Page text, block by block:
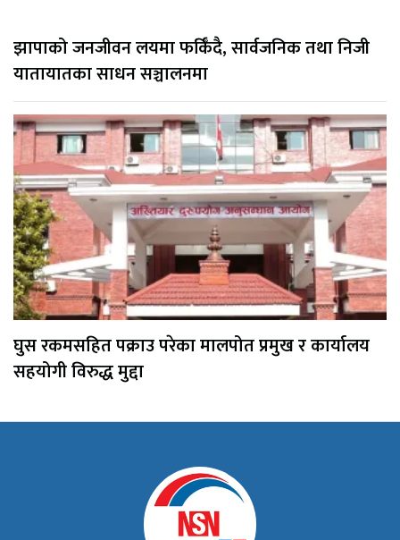
झापाको जनजीवन लयमा फर्किँदै, सार्वजनिक तथा निजी
यातायातका साधन सञ्चालनमा
घुस रकमसहित पक्राउ परेका मालपोत प्रमुख र कार्यालय
सहयोगी विरुद्ध मुद्दा